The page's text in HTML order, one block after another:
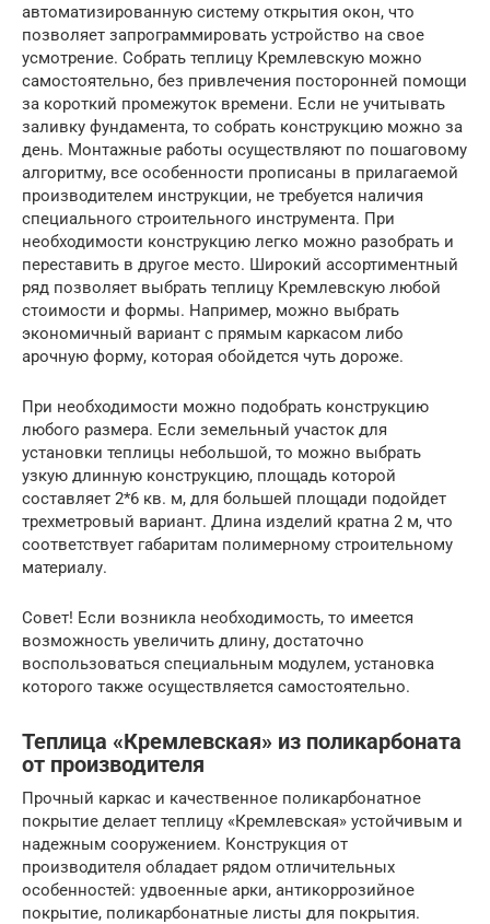
автоматизированную систему открытия окон, что
позволяет запрограммировать устройство на свое
усмотрение. Собрать теплицу Кремлевскую можно
самостоятельно, без привлечения посторонней помощи
за короткий промежуток времени. Если не учитывать
заливку фундамента, то собрать конструкцию можно за
день. Монтажные работы осуществляют по пошаговому
алгоритму, все особенности прописаны в прилагаемой
производителем инструкции, не требуется наличия
специального строительного инструмента. При
необходимости конструкцию легко можно разобрать и
переставить в другое место. Широкий ассортиментный
ряд позволяет выбрать теплицу Кремлевскую любой
стоимости и формы. Например, можно выбрать
экономичный вариант с прямым каркасом либо
арочную форму, которая обойдется чуть дороже.
При необходимости можно подобрать конструкцию
любого размера. Если земельный участок для
установки теплицы небольшой, то можно выбрать
узкую длинную конструкцию, площадь которой
составляет 2*6 кв. м, для большей площади подойдет
трехметровый вариант. Длина изделий кратна 2 м, что
соответствует габаритам полимерному строительному
материалу.
Совет! Если возникла необходимость, то имеется
возможность увеличить длину, достаточно
воспользоваться специальным модулем, установка
которого также осуществляется самостоятельно.
Теплица «Кремлевская» из поликарбоната
от производителя
Прочный каркас и качественное поликарбонатное
покрытие делает теплицу «Кремлевская» устойчивым и
надежным сооружением. Конструкция от
производителя обладает рядом отличительных
особенностей: удвоенные арки, антикоррозийное
покрытие, поликарбонатные листы для покрытия.